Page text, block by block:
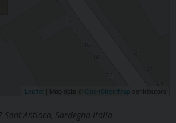
Leaflet | Map data © OpenStreetMap contributors
Sant'Antioco, Sardegna Italia